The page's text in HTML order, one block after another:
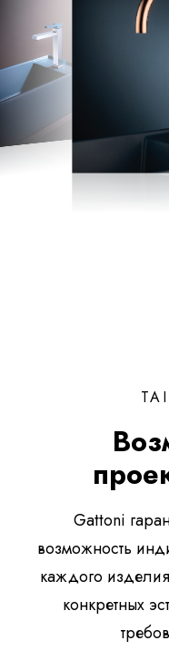
Gattoni
возможность
каждого
конкретных